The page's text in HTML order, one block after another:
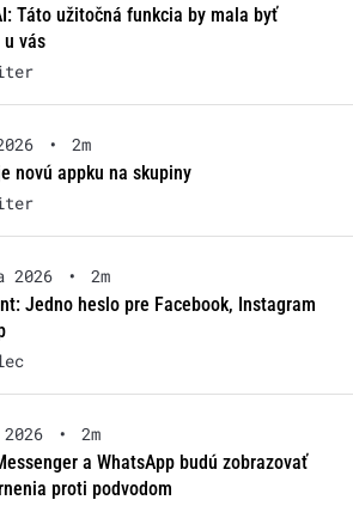
Táto užitočná funkcia by mala byť
vás
•
2m
novú appku na skupiny
•
2m
Jedno heslo pre Facebook, Instagram
•
2m
a WhatsApp budú zobrazovať
proti podvodom